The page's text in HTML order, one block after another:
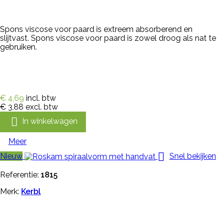
Spons viscose voor paard is extreem absorberend en
slijtvast. Spons viscose voor paard is zowel droog als nat te
gebruiken.
€ 4,69 incl. btw
€ 3,88 excl. btw
 In winkelwagen
Meer
Nieuw
 Snel bekijken
Referentie: 1815
Merk: Kerbl